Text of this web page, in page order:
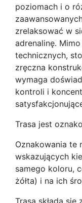
poziomach i o
zrelaksować w
adrenalinę.
technicznych,
zręczna
wymaga
kontroli i
Trasa jest
Oznakowania te
wskazujących
samego koloru,
żółta) i na ich
Trasa składa